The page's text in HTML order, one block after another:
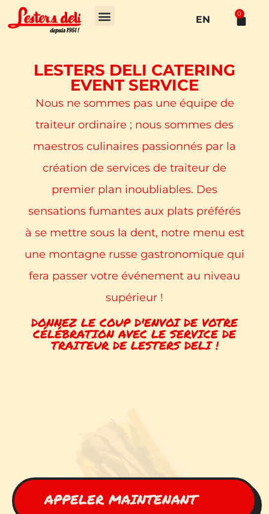
EN
0
LESTERS DELI CATERING
EVENT SERVICE
Nous ne sommes pas une équipe de
traiteur ordinaire ; nous sommes des
maestros culinaires passionnés par la
création de services de traiteur de
premier plan inoubliables. Des
sensations fumantes aux plats préférés
à se mettre sous la dent, notre menu est
une montagne russe gastronomique qui
fera passer votre événement au niveau
supérieur !
DONNEZ LE COUP D'ENVOI DE VOTRE
CÉLÉBRATION AVEC LE SERVICE DE
TRAITEUR DE LESTERS DELI !
APPELER MAINTENANT